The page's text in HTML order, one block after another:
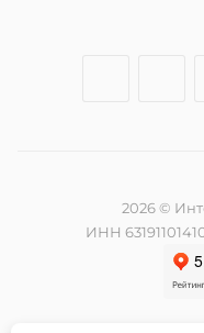
2026 ©
ИНН